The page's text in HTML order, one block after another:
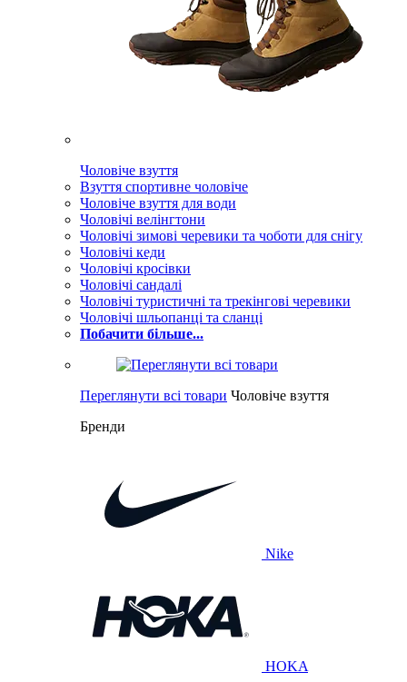
Чоловіче взуття
Взуття спортивне чоловіче
Чоловіче взуття для води
Чоловічі велінгтони
Чоловічі зимові черевики та чоботи для снігу
Чоловічі кеди
Чоловічі кросівки
Чоловічі сандалі
Чоловічі туристичні та трекінгові черевики
Чоловічі шльопанці та сланці
Побачити більше...
Переглянути всі товари Чоловіче взуття
Бренди
Nike
HOKA